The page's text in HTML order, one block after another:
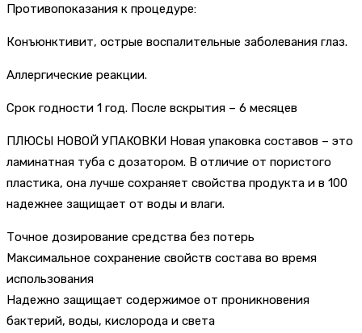
Противопоказания к процедуре:
Конъюнктивит, острые воспалительные заболевания глаз.
Аллергические реакции.
Срок годности 1 год. После вскрытия – 6 месяцев
ПЛЮСЫ НОВОЙ УПАКОВКИ Новая упаковка составов – это
ламинатная туба с дозатором. В отличие от пористого
пластика, она лучше сохраняет свойства продукта и в 100
надежнее защищает от воды и влаги.
Точное дозирование средства без потерь
Максимальное сохранение свойств состава во время
использования
Надежно защищает содержимое от проникновения
бактерий, воды, кислорода и света